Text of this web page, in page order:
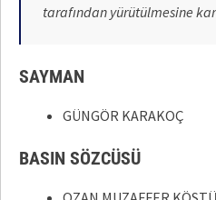
tarafından yürütülmesine
SAYMAN
GÜNGÖR KARAKOÇ
BASIN SÖZCÜSÜ